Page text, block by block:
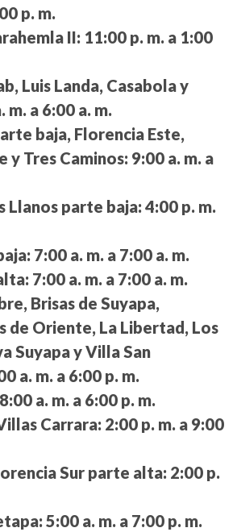
p. m.
II: 11:00 p. m. a 1:00
Luis Landa, Casabola y
m. a 6:00 a. m.
baja, Florencia Este,
y Tres Caminos: 9:00 a. m. a
Llanos parte baja: 4:00 p. m.
7:00 a. m. a 7:00 a. m.
7:00 a. m. a 7:00 a. m.
Brisas de Suyapa,
de Oriente, La Libertad, Los
Suyapa y Villa San
a. m. a 6:00 p. m.
8:00 a. m. a 6:00 p. m.
Carrara: 2:00 p. m. a 9:00
Sur parte alta: 2:00 p.
5:00 a. m. a 7:00 p. m.